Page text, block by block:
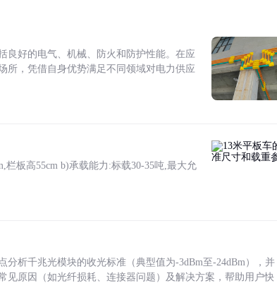
良好的电气、机械、防火和防护性能。在应
所，凭借自身优势满足不同领域对电力供应
栏板高55cm b)承载能力:标载30-35吨,最大允
析千兆光模块的收光标准（典型值为-3dBm至-24dBm），并
原因（如光纤损耗、连接器问题）及解决方案，帮助用户快